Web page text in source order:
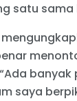
satu sama
banyak
saya